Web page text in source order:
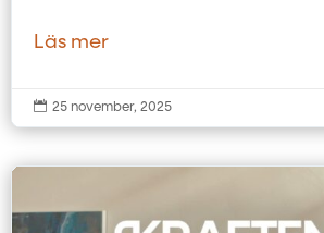
Läs mer
 25 november, 2025